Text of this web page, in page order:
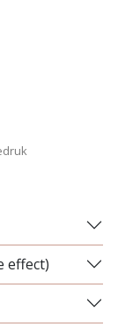
effect)